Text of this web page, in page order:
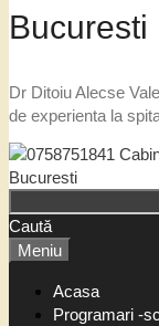
Bucuresti
Dr Ditoiu Alecse
de experienta la
Caută
Meniu
Acasa
Programari -